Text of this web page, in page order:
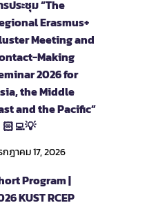
รประชุม “The
Erasmus+
Meeting and
Making
2026 for
the Middle
and the Pacific”
ฎาคม 17, 2026
Program |
KUST RCEP